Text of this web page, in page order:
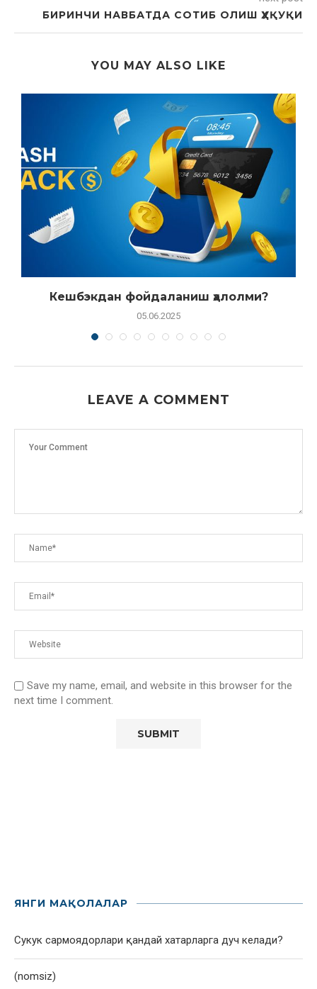
БИРИНЧИ НАВБАТДА СОТИБ ОЛИШ ҲУҚУҚИ
YOU MAY ALSO LIKE
Кешбэкдан фойдаланиш ҳалолми?
05.06.2025
LEAVE A COMMENT
Save my name, email, and website in this browser for the
next time I comment.
ЯНГИ МАҚОЛАЛАР
Сукук сармоядорлари қандай хатарларга дуч келади?
(nomsiz)